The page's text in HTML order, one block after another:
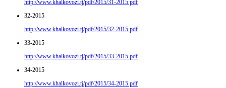
http://www.khalkovozi.tj/pdf/2015/31-2015.pdf
32-2015
http://www.khalkovozi.tj/pdf/2015/32-2015.pdf
33-2015
http://www.khalkovozi.tj/pdf/2015/33-2015.pdf
34-2015
http://www.khalkovozi.tj/pdf/2015/34-2015.pdf